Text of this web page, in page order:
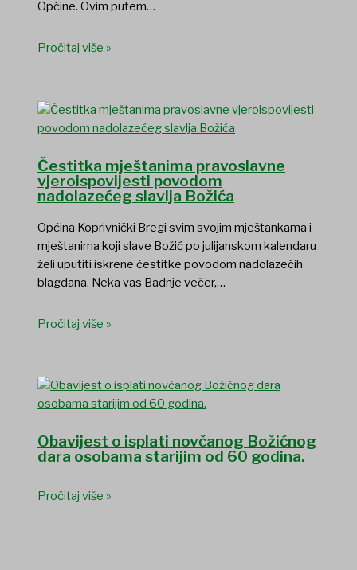
Općine. Ovim putem…
Pročitaj više »
Čestitka mještanima pravoslavne
vjeroispovijesti povodom
nadolazećeg slavlja Božića
Općina Koprivnički Bregi svim svojim mještankama i
mještanima koji slave Božić po julijanskom kalendaru
želi uputiti iskrene čestitke povodom nadolazećih
blagdana. Neka vas Badnje večer,…
Pročitaj više »
Obavijest o isplati novčanog Božićnog
dara osobama starijim od 60 godina.
Pročitaj više »